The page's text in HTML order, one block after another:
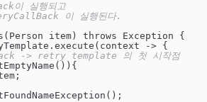
이 실행되고
이 실행된다.
item) throws Exception {
-> {
-> retry template 의 첫 시작점